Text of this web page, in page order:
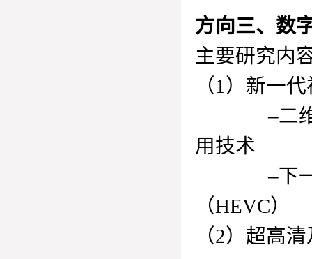
方向三、数
主要研究内
（1）新一
–二维/三
用技术
–下一代
（HEVC）
（2）超高